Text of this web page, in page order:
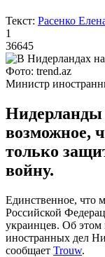
Текст: Расенко
1
36645
Фото: trend.az
Министр
Нидерланды
возможное,
только
войну.
Единственное, что
Российской
украинцев. Об этом
иностранных дел
сообщает Trouw.